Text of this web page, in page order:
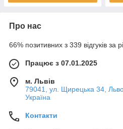
Про нас
66% позитивних з 339 відгуків за
Працює з 07.01.2025
м. Львів
79041, ул. Щирецька 34,
Україна
Контакти